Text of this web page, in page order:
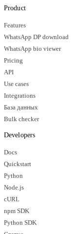
Product
Features
WhatsApp DP download
WhatsApp bio viewer
Pricing
API
Use cases
Integrations
База данных
Bulk checker
Developers
Docs
Quickstart
Python
Node.js
cURL
npm SDK
Python SDK